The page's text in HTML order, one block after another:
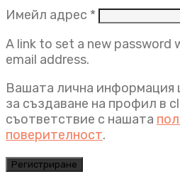
Имейл адрес *
A link to set a new password
email address.
Вашата лична информация
за създаване на профил в
съответствие с нашата
поверителност.
Регистриране